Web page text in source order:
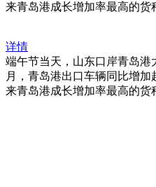
来青岛港成长增加率最高的货
详情
端午节当天，山东口岸青岛港
月，青岛港出口车辆同比增
来青岛港成长增加率最高的货